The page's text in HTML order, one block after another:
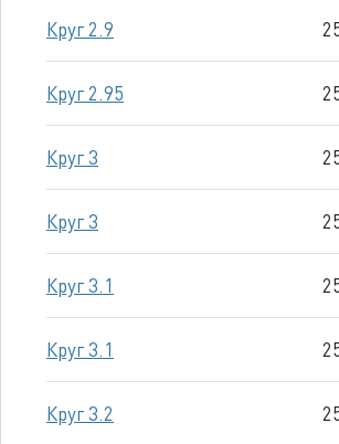
Круг 2.9
Круг 2.95
Круг 3
Круг 3
Круг 3.1
Круг 3.1
Круг 3.2